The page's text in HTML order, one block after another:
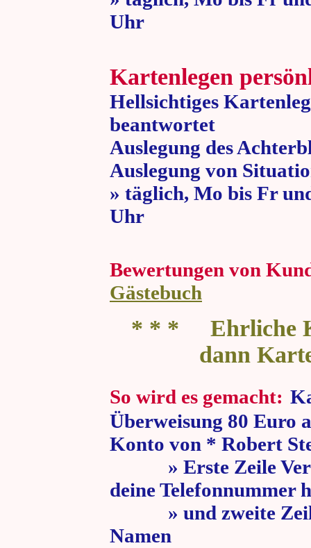
Uhr » 80
Kartenlegen
Hellsichtiges
beantwortet
Auslegung des
Auslegung von
» täglich, Mo bis Fr
Uhr » 80
Bewertungen von
Gästebuch
* * * Ehrliche
dann
So wird es gemacht:
Überweisung 80 Euro
Konto von * Robert
» Erste Zeile
deine Telefonnummer
» und zweite Zeile
Namen